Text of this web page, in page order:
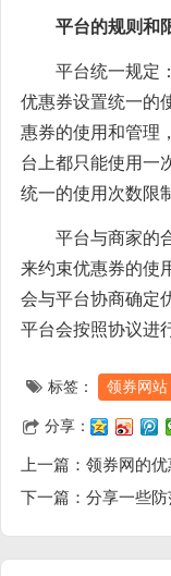
平台的规则和
平台统一规定
优惠券设置统一的
惠券的使用和管理
台上都只能使用一
统一的使用次数限
平台与商家的
来约束优惠券的使
会与平台协商确定
平台会按照协议进
标签： 领券网站
分享：
上一篇： 领券网的优
下一篇： 分享一些